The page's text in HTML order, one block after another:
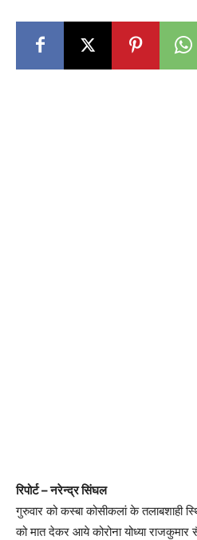
रिपोर्ट – नरेन्द्र सिंघल
गुरुवार को कस्बा कोसीकलां के तलाबशाही
को मात देकर आये कोरोना योध्या राजकुमार